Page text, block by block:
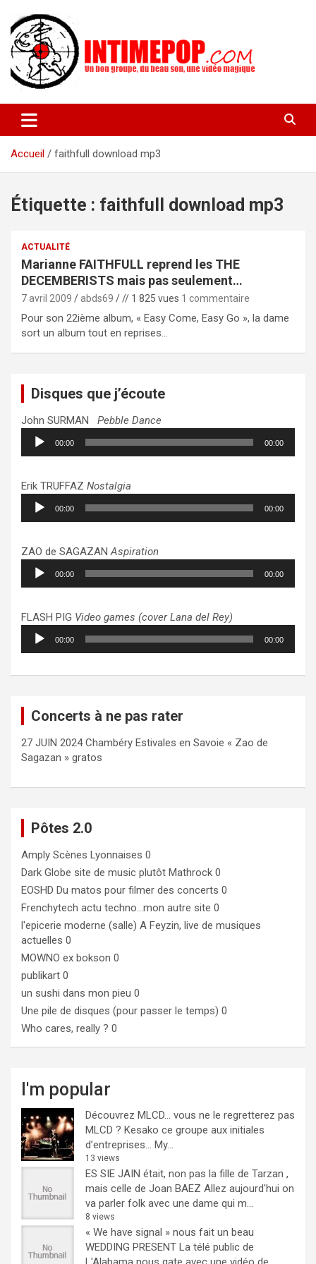
contenu
intimepop.com
actuelles pop rock, post-rock, indé sur Lyon. rock pop concert
lyon
Accueil
faithfull download mp3
Étiquette : faithfull download mp3
ACTUALITÉ
Marianne FAITHFULL reprend les THE
DECEMBERISTS mais pas seulement…
7 avril 2009 abds69 // 1 825 vues 1 commentaire
Pour son 22ième album, « Easy Come, Easy Go », la dame
sort un album tout en reprises…
Disques que j’écoute
John SURMAN Pebble Dance
Lecteur
audio
00:00 00:00
Erik TRUFFAZ Nostalgia
Lecteur
audio
00:00 00:00
ZAO de SAGAZANAspiration
Lecteur
audio
00:00 00:00
FLASH PIG Video games (cover Lana del Rey)
Lecteur
audio
00:00 00:00
Concerts à ne pas rater
27 JUIN 2024 Chambéry Estivales en Savoie « Zao de
Sagazan » gratos
Pôtes 2.0
Amply Scènes Lyonnaises 0
Dark Globe site de music plutôt Mathrock 0
EOSHD Du matos pour filmer des concerts 0
Frenchytech actu techno…mon autre site 0
l'epicerie moderne (salle) A Feyzin, live de musiques
actuelles 0
MOWNO ex bokson 0
publikart 0
un sushi dans mon pieu 0
Une pile de disques (pour passer le temps) 0
Who cares, really ? 0
I'm popular
Découvrez MLCD… vous ne le regretterez pas
MLCD ? Kesako ce groupe aux initiales
d’entreprises… My...
13 views
ES SIE JAIN était, non pas la fille de Tarzan ,
mais celle de Joan BAEZ Allez aujourd'hui on
va parler folk avec une dame qui m...
8 views
« We have signal » nous fait un beau
WEDDING PRESENT La télé public de